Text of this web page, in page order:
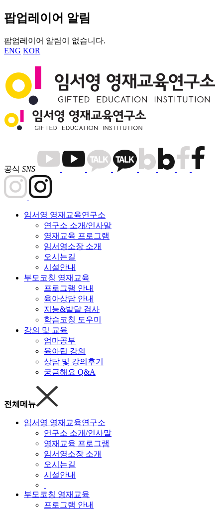
팝업레이어 알림
팝업레이어 알림이 없습니다.
ENG KOR
공식 SNS
임서영 영재교육연구소
연구소 소개/인사말
영재교육 프로그램
임서영소장 소개
오시는길
시설안내
부모코칭 영재교육
프로그램 안내
육아상담 안내
지능&발달 검사
학습코칭 도우미
강의 및 교육
엄마공부
육아팁 강의
상담 및 강의후기
궁금해요 Q&A
전체메뉴
임서영 영재교육연구소
연구소 소개/인사말
영재교육 프로그램
임서영소장 소개
오시는길
시설안내
부모코칭 영재교육
프로그램 안내